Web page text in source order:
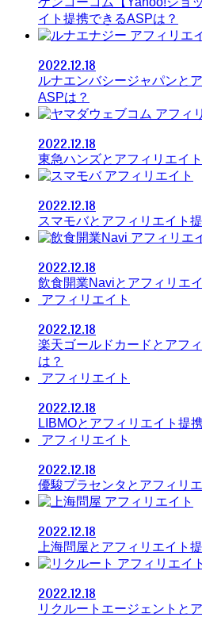
イト提携できるASPは？
アフィリエ
2022.12.18
ルナエンバシージャパンと
ASPは？
アフィ
2022.12.18
東急ハンズとアフィリエイ
アフィリエイト
2022.12.18
スマモバとアフィリエイト
アフィリエ
2022.12.18
飲食開業Naviとアフィリエ
アフィリエイト
2022.12.18
楽天ゴールドカードとアフ
は？
アフィリエイト
2022.12.18
LIBMOとアフィリエイト提
アフィリエイト
2022.12.18
優駿プラセンタとアフィリ
アフィリエイト
2022.12.18
上海問屋とアフィリエイト
アフィリエイト
2022.12.18
リクルートエージェントと